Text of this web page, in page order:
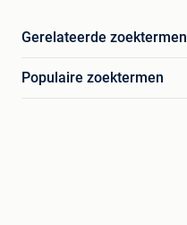
Gerelateerde zoektermen
Populaire zoektermen